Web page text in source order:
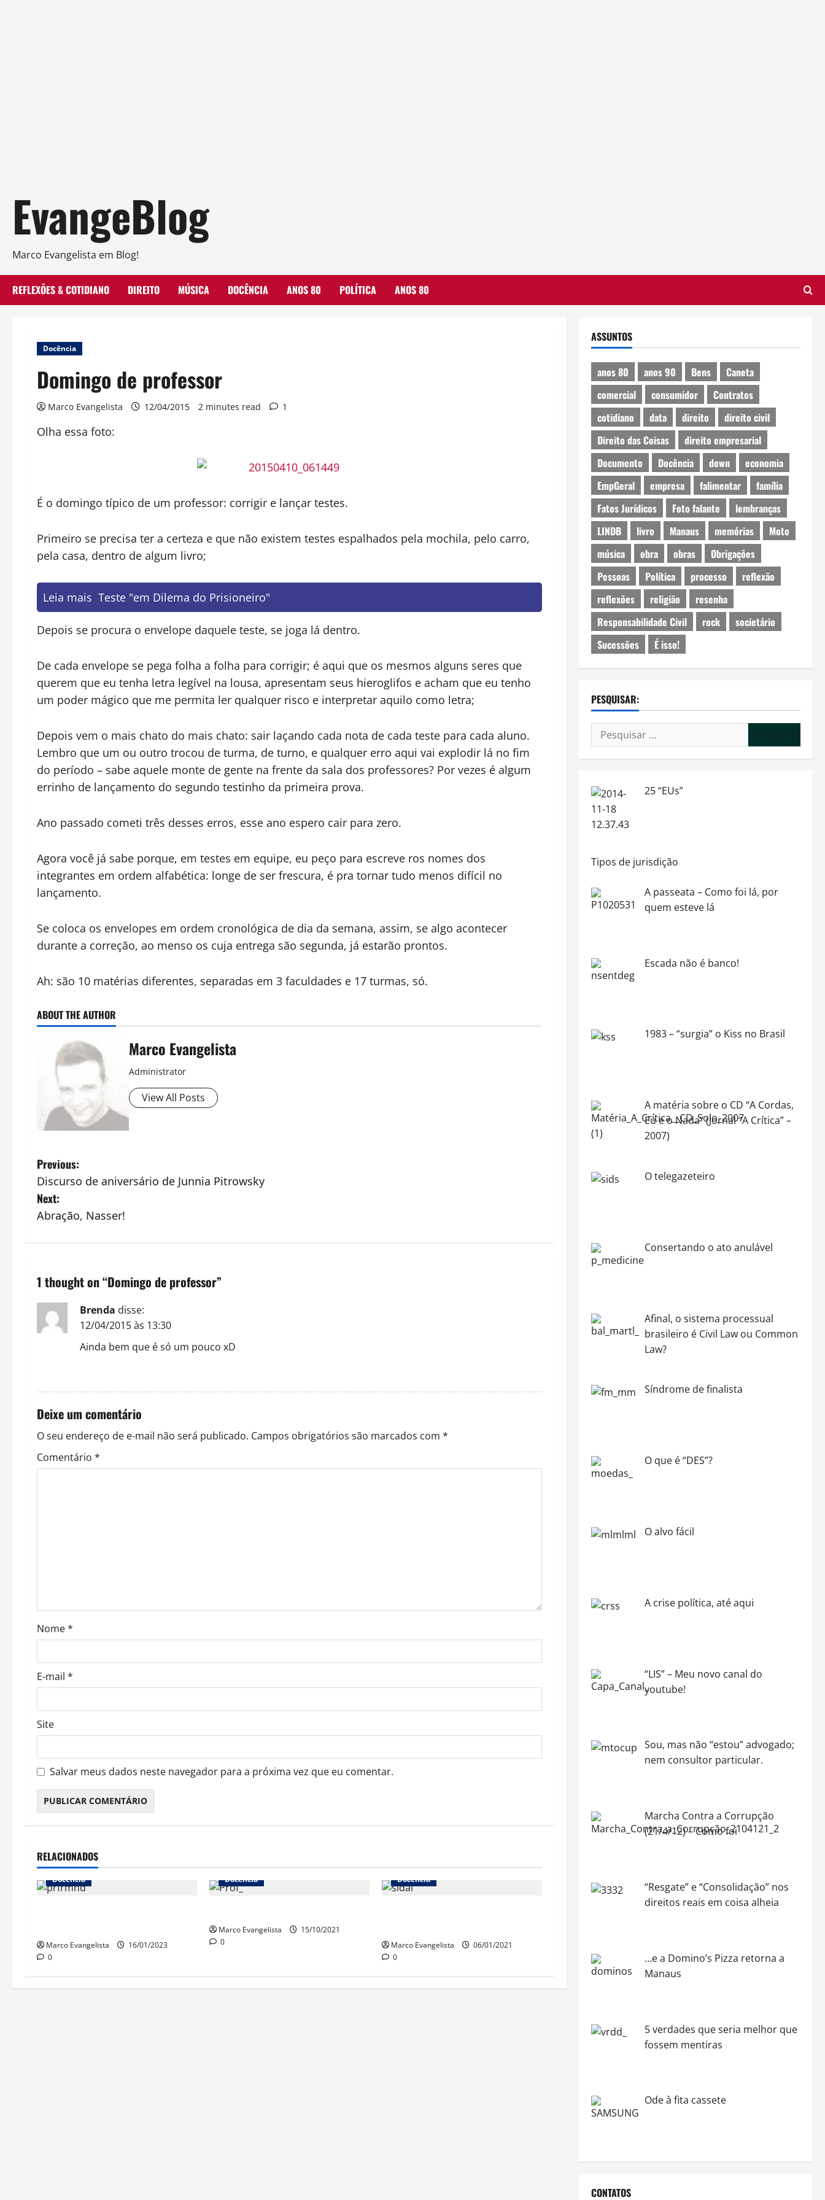
content
EvangeBlog
Marco Evangelista em Blog!
REFLEXÕES & COTIDIANO DIREITO MÚSICA DOCÊNCIA ANOS 80 POLÍTICA ANOS 80
Docência
Domingo de professor
Marco Evangelista 12/04/2015 2 minutes read 1
Olha essa foto:
É o domingo típico de um professor: corrigir e lançar testes.
Primeiro se precisa ter a certeza e que não existem testes espalhados pela mochila, pelo carro,
pela casa, dentro de algum livro;
Leia mais Teste "em Dilema do Prisioneiro"
Depois se procura o envelope daquele teste, se joga lá dentro.
De cada envelope se pega folha a folha para corrigir; é aqui que os mesmos alguns seres que
querem que eu tenha letra legível na lousa, apresentam seus hieroglifos e acham que eu tenho
um poder mágico que me permita ler qualquer risco e interpretar aquilo como letra;
Depois vem o mais chato do mais chato: sair laçando cada nota de cada teste para cada aluno.
Lembro que um ou outro trocou de turma, de turno, e qualquer erro aqui vai explodir lá no fim
do período – sabe aquele monte de gente na frente da sala dos professores? Por vezes é algum
errinho de lançamento do segundo testinho da primeira prova.
Ano passado cometi três desses erros, esse ano espero cair para zero.
Agora você já sabe porque, em testes em equipe, eu peço para escreve ros nomes dos
integrantes em ordem alfabética: longe de ser frescura, é pra tornar tudo menos difícil no
lançamento.
Se coloca os envelopes em ordem cronológica de dia da semana, assim, se algo acontecer
durante a correção, ao menso os cuja entrega são segunda, já estarão prontos.
Ah: são 10 matérias diferentes, separadas em 3 faculdades e 17 turmas, só.
ABOUT THE AUTHOR
Marco Evangelista
Administrator
View All Posts
P
o
s
n
a
v
a
t
i
o
Previous:
Discurso de aniversário de Junnia Pitrowsky
Next:
Abração, Nasser!
1 thought on “Domingo de professor”
Brenda disse:
12/04/2015 às 13:30
Ainda bem que é só um pouco xD
Deixe um comentário
O seu endereço de e-mail não será publicado. Campos obrigatórios são marcados com *
Comentário *
Nome*
E-mail *
Site
Salvar meus dados neste navegador para a próxima vez que eu comentar.
RELACIONADOS
Docência
Marco Evangelista
16/01/2023
0
Docência
Marco Evangelista
15/10/2021
0
Docência
Marco Evangelista
06/01/2021
0
ASSUNTOS
anos 80 anos 90 Bens
Caneta
comercial
consumidor
Contratos
cotidiano
data direito
direito civil
Direito das Coisas
direito empresarial
Documento
Docência down
economia
EmpGeral
empresa falimentar
família
Fatos Jurídicos
Foto falante
lembranças
LINDB
livro Manaus memórias
Moto
música
obra obras
Obrigações
Pessoas
Política processo
reflexão
reflexões
religião
resenha
Responsabilidade Civil
rock
societário
Sucessões
É isso!
PESQUISAR:
Pesquisar
por:
25 “EUs”
Tipos de jurisdição
A passeata – Como foi lá, por
quem esteve lá
Escada não é banco!
1983 – “surgia” o Kiss no Brasil
A matéria sobre o CD “A Cordas,
Eu e o Nada” (Jornal “A Crítica” –
2007)
O telegazeteiro
Consertando o ato anulável
Afinal, o sistema processual
brasileiro é Civil Law ou Common
Law?
Síndrome de finalista
O que é “DES”?
O alvo fácil
A crise política, até aqui
“LIS” – Meu novo canal do
youtube!
Sou, mas não “estou” advogado;
nem consultor particular.
Marcha Contra a Corrupção
(21/4/12) – Como foi
“Resgate” e “Consolidação” nos
direitos reais em coisa alheia
…e a Domino’s Pizza retorna a
Manaus
5 verdades que seria melhor que
fossem mentiras
Ode à fita cassete
CONTATOS